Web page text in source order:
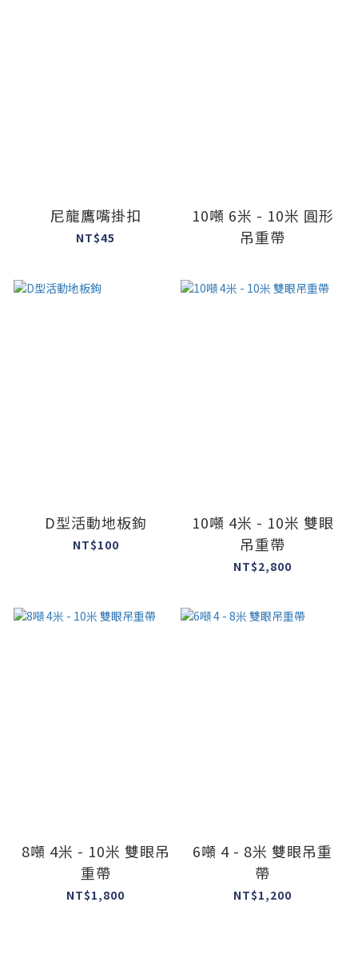
尼龍鷹嘴掛扣
NT$45
10噸 6米 - 10米 圓形
吊重帶
D型活動地板鉤
NT$100
10噸 4米 - 10米 雙眼
吊重帶
NT$2,800
8噸 4米 - 10米 雙眼吊
重帶
NT$1,800
6噸 4 - 8米 雙眼吊重
帶
NT$1,200